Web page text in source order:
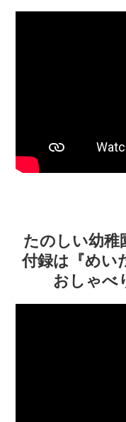
たのしい幼稚
付録は『め
おしゃべ